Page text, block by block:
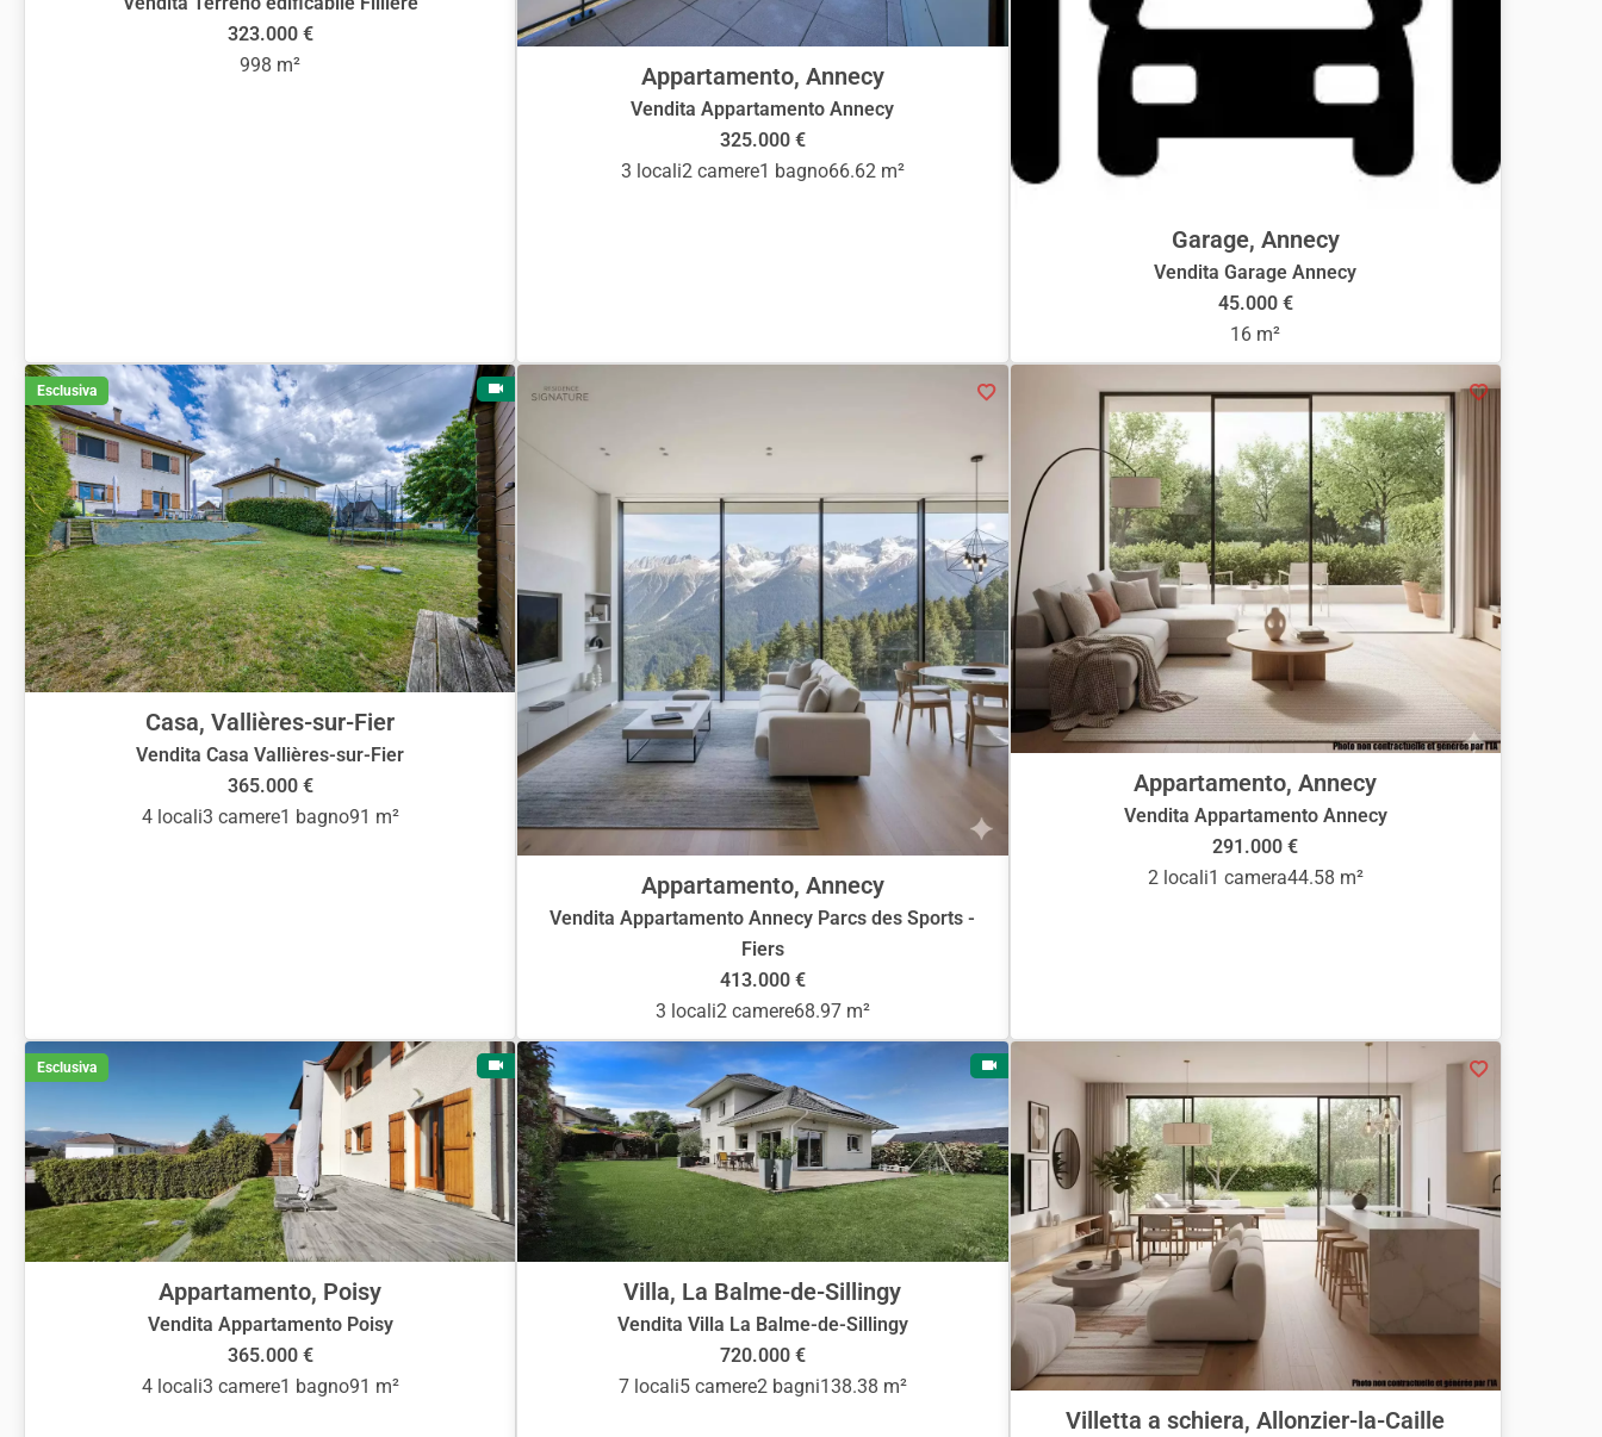
323.000 €
998 m²
Appartamento, Annecy
Vendita Appartamento Annecy
325.000 €
3 locali2 camere1 bagno66.62 m²
Garage, Annecy
Vendita Garage Annecy
45.000 €
16 m²
Esclusiva
Casa, Vallières-sur-Fier
Vendita Casa Vallières-sur-Fier
365.000 €
4 locali3 camere1 bagno91 m²
Appartamento, Annecy
Vendita Appartamento Annecy Parcs des Sports -
Fiers
413.000 €
3 locali2 camere68.97 m²
Appartamento, Annecy
Vendita Appartamento Annecy
291.000 €
2 locali1 camera44.58 m²
Esclusiva
Appartamento, Poisy
Vendita Appartamento Poisy
365.000 €
4 locali3 camere1 bagno91 m²
Villa, La Balme-de-Sillingy
Vendita Villa La Balme-de-Sillingy
720.000 €
7 locali5 camere2 bagni138.38 m²
Villetta a schiera, Allonzier-la-Caille